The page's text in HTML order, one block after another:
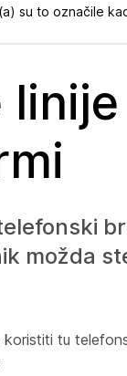
su to označile
možda
tu